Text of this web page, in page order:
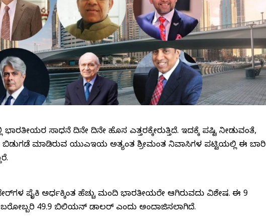
ಸಾಧನೆ ದಿನೇ ದಿನೇ ಹೊಸ ಎತ್ತರಕ್ಕೇರುತ್ತಿದೆ. ಇದಕ್ಕೆ ಪುಷ್ಟಿ ನೀಡುವಂತೆ,
ಮಾಡಿರುವ ಯುಎಇಯ ಅತ್ಯಂತ ಶ್ರೀಮಂತ ನಿವಾಸಿಗಳ ಪಟ್ಟಿಯಲ್ಲಿ ಈ ಬಾರಿ
ಪೈಕಿ ಅರ್ಧಕ್ಕಿಂತ ಹೆಚ್ಚು ಮಂದಿ ಭಾರತೀಯರೇ ಆಗಿರುವುದು ವಿಶೇಷ. ಈ 9
49.9 ಬಿಲಿಯನ್ ಡಾಲರ್ ಎಂದು ಅಂದಾಜಿಸಲಾಗಿದೆ.